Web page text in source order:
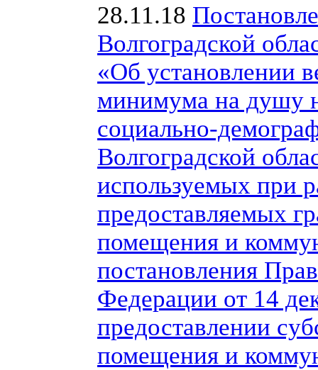
28.11.18
Волгоградской
«Об установлении
минимума на душу
социально-
Волгоградской
используемых при
предоставляемых
помещения и
постановления
Федерации от 14
предоставлении
помещения и